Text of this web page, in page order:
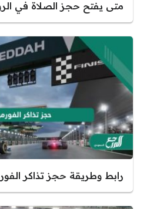
متى يفتح حجز الصلاة في
رابط وطريقة حجز تذاكر